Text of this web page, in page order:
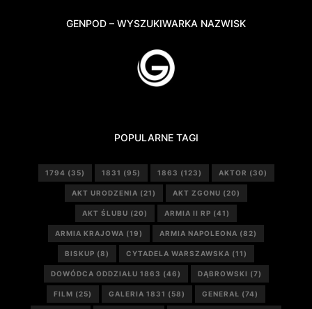
GENPOD – WYSZUKIWARKA NAZWISK
POPULARNE TAGI
1794 (35) 1831 (95) 1863 (123) AKTOR (30)
AKT URODZENIA (21) AKT ZGONU (20)
AKT ŚLUBU (20) ARMIA II RP (41)
ARMIA KRAJOWA (19) ARMIA NAPOLEONA (82)
BISKUP (8) CYTADELA WARSZAWSKA (11)
DOWÓDCA ODDZIAŁU 1863 (46) DĄBROWSKI (7)
FILM (25) GALERIA 1831 (58) GENERAŁ (74)